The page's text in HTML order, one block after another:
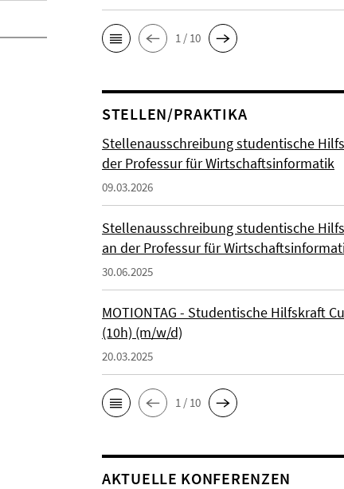
1 / 10
STELLEN/PRAKTIKA
Stellenausschreibung studentische
der Professur für Wirtschaftsinformatik
09.03.2026
Stellenausschreibung studentische
an der Professur für
30.06.2025
MOTIONTAG - Studentische Hilfskraft
(10h) (m/w/d)
20.03.2025
1 / 10
AKTUELLE KONFERENZEN